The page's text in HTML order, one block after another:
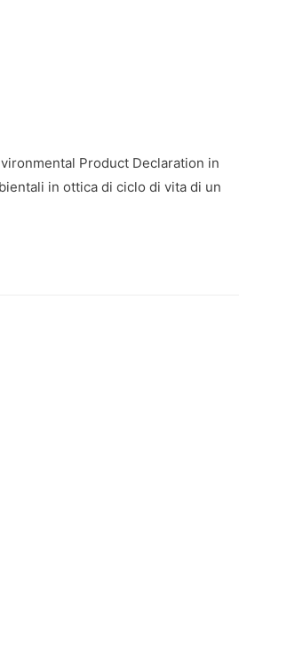
Product Declaration in
in ottica di ciclo di vita di un